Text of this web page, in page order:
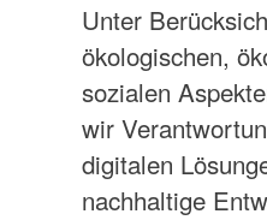
Unter
ökologischen,
sozialen
wir
digitalen
nachhaltige